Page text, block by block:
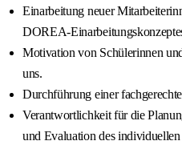
Einarbeitung neuer
DOREA-
Motivation von Schülerinnen
uns.
Durchführung einer
Verantwortlichkeit für die
und Evaluation des individuellen